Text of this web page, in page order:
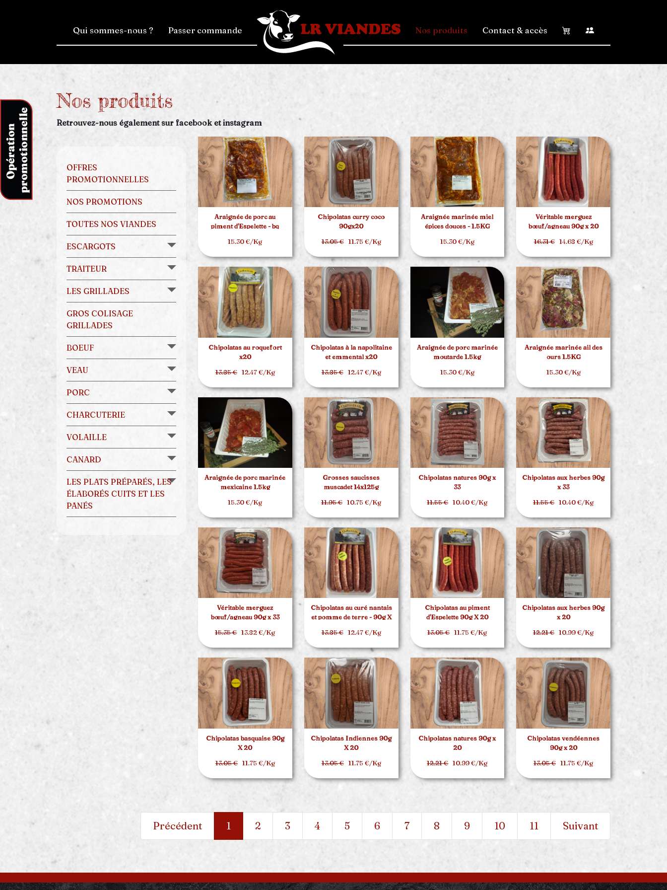
Qui sommes-nous ? Passer commande Nos produits Contact & accès
Nos produits
Retrouvez-nous également sur facebook et instagram
OFFRES
PROMOTIONNELLES
NOS PROMOTIONS
TOUTES NOS VIANDES
ESCARGOTS
TRAITEUR
LES GRILLADES
GROS COLISAGE
GRILLADES
BOEUF
VEAU
PORC
CHARCUTERIE
VOLAILLE
CANARD
LES PLATS PRÉPARÉS, LES
ÉLABORÉS CUITS ET LES
PANÉS
Araignée de porc au
piment d'Espelette - bq
15.30 €/Kg
Chipolatas curry coco
90gx20
13.05 €11.75 €/Kg
Araignée marinée miel
épices douces - 1.5KG
15.30 €/Kg
Véritable merguez
bœuf/agneau 90g x 20
16.31 €14.68 €/Kg
Chipolatas au roquefort
x20
13.85 €12.47 €/Kg
Chipolatas à la napolitaine
et emmental x20
13.85 €12.47 €/Kg
Araignée de porc marinée
moutarde 1.5kg
15.30 €/Kg
Araignée marinée ail des
ours 1.5KG
15.30 €/Kg
Araignée de porc marinée
mexicaine 1.5kg
15.30 €/Kg
Grosses saucisses
muscadet 14x125g
11.95 €10.75 €/Kg
Chipolatas natures 90g x
33
11.55 €10.40 €/Kg
Chipolatas aux herbes 90g
x 33
11.55 €10.40 €/Kg
Véritable merguez
bœuf/agneau 90g x 33
15.35 €13.82 €/Kg
Chipolatas au curé nantais
et pomme de terre - 90g X
13.85 €12.47 €/Kg
Chipolatas au piment
d'Espelette 90g X 20
13.05 €11.75 €/Kg
Chipolatas aux herbes 90g
x 20
12.21 €10.99 €/Kg
Chipolatas basquaise 90g
X 20
13.05 €11.75 €/Kg
Chipolatas Indiennes 90g
X 20
13.05 €11.75 €/Kg
Chipolatas natures 90g x
20
12.21 €10.99 €/Kg
Chipolatas vendéennes
90g x 20
13.05 €11.75 €/Kg
Précédent 1 2 3 4 5 6 7 8 9 10 11 Suivant